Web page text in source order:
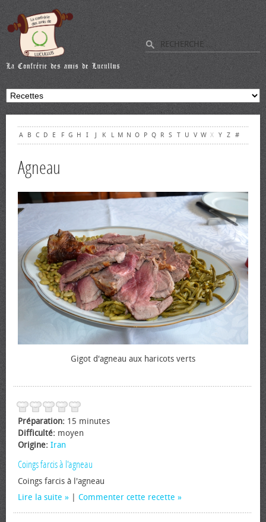
A B C D E F G H I J K L M N O P Q R S T U V W X Y Z #
Agneau
Gigot d'agneau aux haricots verts
Préparation: 15 minutes
Difficulté: moyen
Origine: Iran
Coings farcis à l'agneau
Coings farcis à l'agneau
Lire la suite
Commenter cette recette